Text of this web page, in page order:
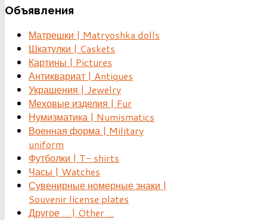
Объявления
Матрешки | Matryoshka dolls
Шкатулки | Caskets
Картины | Pictures
Антиквариат | Antiques
Украшения | Jewelry
Меховые изделия | Fur
Нумизматика | Numismatics
Военная форма | Military
uniform
Футболки | T- shirts
Часы | Watches
Сувенирные номерные знаки |
Souvenir license plates
Другое ... | Other ...